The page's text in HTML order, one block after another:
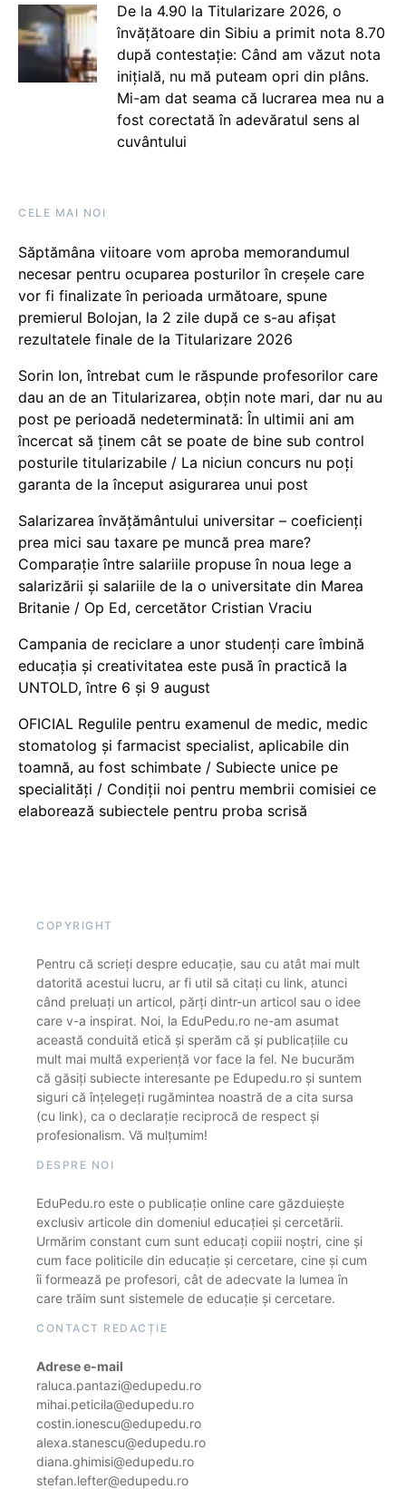
De la 4.90 la Titularizare 2026, o
învățătoare din Sibiu a primit nota 8.70
după contestație: Când am văzut nota
inițială, nu mă puteam opri din plâns.
Mi-am dat seama că lucrarea mea nu a
fost corectată în adevăratul sens al
cuvântului
CELE MAI NOI
Săptămâna viitoare vom aproba memorandumul
necesar pentru ocuparea posturilor în creșele care
vor fi finalizate în perioada următoare, spune
premierul Bolojan, la 2 zile după ce s-au afișat
rezultatele finale de la Titularizare 2026
Sorin Ion, întrebat cum le răspunde profesorilor care
dau an de an Titularizarea, obțin note mari, dar nu au
post pe perioadă nedeterminată: În ultimii ani am
încercat să ținem cât se poate de bine sub control
posturile titularizabile / La niciun concurs nu poți
garanta de la început asigurarea unui post
Salarizarea învățământului universitar – coeficienți
prea mici sau taxare pe muncă prea mare?
Comparație între salariile propuse în noua lege a
salarizării și salariile de la o universitate din Marea
Britanie / Op Ed, cercetător Cristian Vraciu
Campania de reciclare a unor studenți care îmbină
educația și creativitatea este pusă în practică la
UNTOLD, între 6 și 9 august
OFICIAL Regulile pentru examenul de medic, medic
stomatolog și farmacist specialist, aplicabile din
toamnă, au fost schimbate / Subiecte unice pe
specialități / Condiții noi pentru membrii comisiei ce
elaborează subiectele pentru proba scrisă
COPYRIGHT
Pentru că scrieți despre educație, sau cu atât mai mult
datorită acestui lucru, ar fi util să citați cu link, atunci
când preluați un articol, părți dintr-un articol sau o idee
care v-a inspirat. Noi, la EduPedu.ro ne-am asumat
această conduită etică și sperăm că și publicațiile cu
mult mai multă experiență vor face la fel. Ne bucurăm
că găsiți subiecte interesante pe Edupedu.ro și suntem
siguri că înțelegeți rugămintea noastră de a cita sursa
(cu link), ca o declarație reciprocă de respect și
profesionalism. Vă mulțumim!
DESPRE NOI
EduPedu.ro este o publicație online care găzduiește
exclusiv articole din domeniul educației și cercetării.
Urmărim constant cum sunt educați copiii noștri, cine și
cum face politicile din educație și cercetare, cine și cum
îi formează pe profesori, cât de adecvate la lumea în
care trăim sunt sistemele de educație și cercetare.
CONTACT REDACȚIE
Adrese e-mail
raluca.pantazi@edupedu.ro
mihai.peticila@edupedu.ro
costin.ionescu@edupedu.ro
alexa.stanescu@edupedu.ro
diana.ghimisi@edupedu.ro
stefan.lefter@edupedu.ro